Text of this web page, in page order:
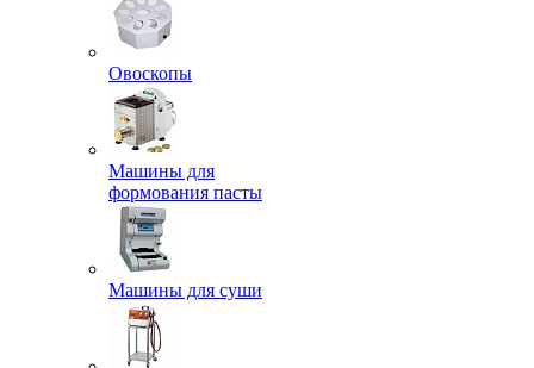
Овоскопы
Машины для
формования пасты
Машины для суши